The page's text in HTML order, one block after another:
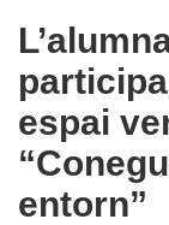
espai
entorn”